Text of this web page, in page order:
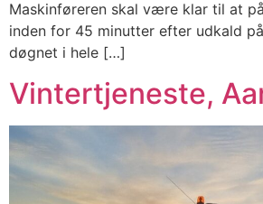
Maskinføreren skal være klar til at
inden for 45 minutter efter udkald
døgnet i hele […]
Vintertjeneste,